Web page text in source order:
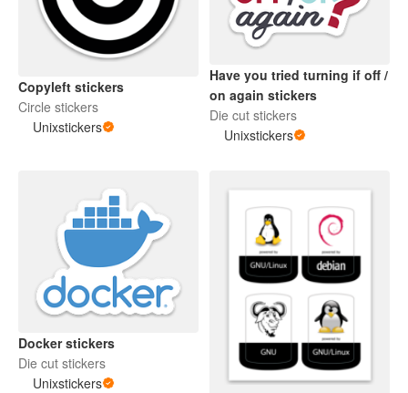
Copyleft stickers
Circle stickers
Unixstickers
Have you tried turning if off /
on again stickers
Die cut stickers
Unixstickers
Docker stickers
Die cut stickers
Unixstickers